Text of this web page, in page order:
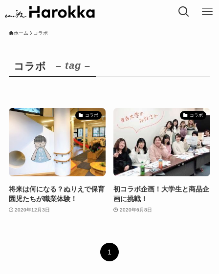
ホーム コラボ
コラボ – tag –
コラボ
将来は何になる？ぬりえで保育
園児たちが職業体験！
2020年12月3日
コラボ
初コラボ企画！大学生と商品企
画に挑戦！
2020年6月8日
1